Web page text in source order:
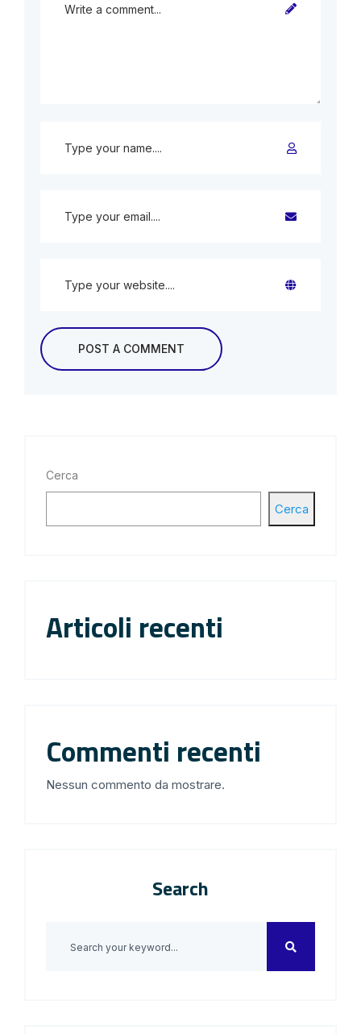
Cerca
Cerca
Articoli recenti
Commenti recenti
Nessun commento da mostrare.
Search